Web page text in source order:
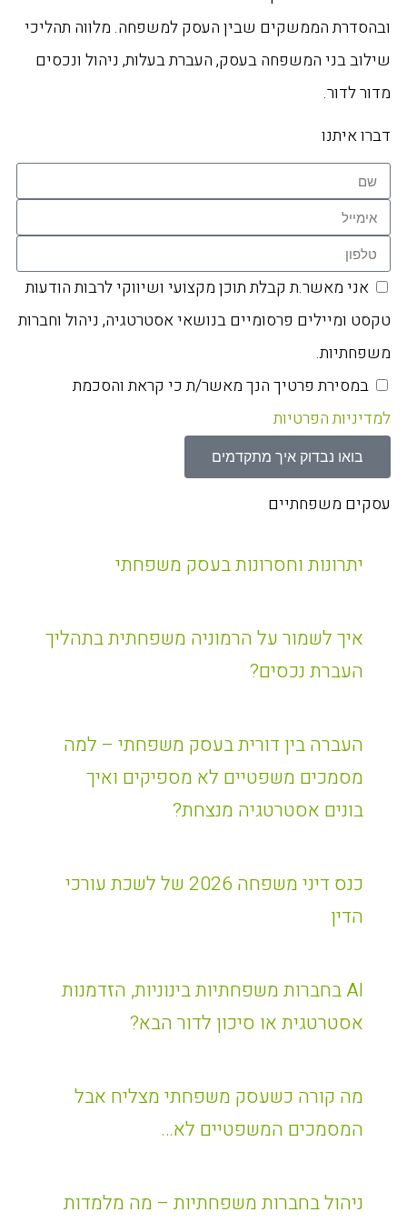
ובהסדרת הממשקים שבין העסק למשפחה. מלווה תהליכי
שילוב בני המשפחה בעסק, העברת בעלות, ניהול ונכסים
מדור לדור.
דברו איתנו
אני מאשר.ת קבלת תוכן מקצועי ושיווקי לרבות הודעות
טקסט ומיילים פרסומיים בנושאי אסטרטגיה, ניהול וחברות
משפחתיות.
במסירת פרטיך הנך מאשר/ת כי קראת והסכמת
למדיניות הפרטיות
בואו נבדוק איך מתקדמים
עסקים משפחתיים
יתרונות וחסרונות בעסק משפחתי
איך לשמור על הרמוניה משפחתית בתהליך
העברת נכסים?
העברה בין דורית בעסק משפחתי – למה
מסמכים משפטיים לא מספיקים ואיך
בונים אסטרטגיה מנצחת?
כנס דיני משפחה 2026 של לשכת עורכי
הדין
AI בחברות משפחתיות בינוניות, הזדמנות
אסטרטגית או סיכון לדור הבא?
מה קורה כשעסק משפחתי מצליח אבל
המסמכים המשפטיים לא…
ניהול בחברות משפחתיות – מה מלמדות